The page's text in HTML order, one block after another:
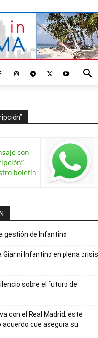
con
boletín
gestión de Infantino
Gianni Infantino en plena crisis
sobre el futuro de
con el Real Madrid: este
acuerdo que asegura su